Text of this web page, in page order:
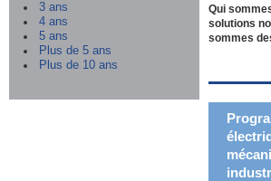
3 ans
4 ans
5 ans
Plus de 5 ans
Plus de 10 ans
Qui
solutions
sommes